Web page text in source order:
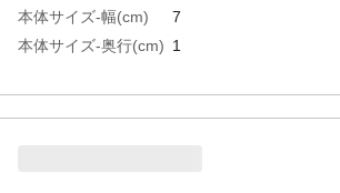
本体サイズ-幅(cm)
7
本体サイズ-奥行(cm) 1